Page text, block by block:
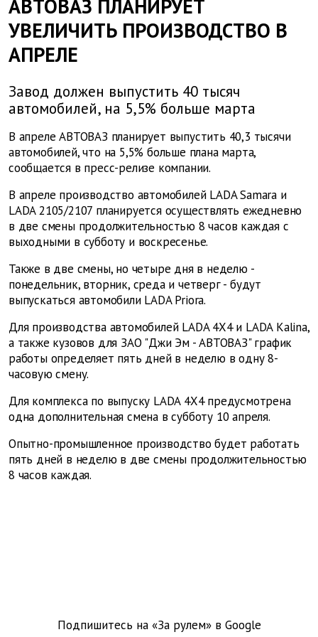
АВТОВАЗ ПЛАНИРУЕТ
УВЕЛИЧИТЬ ПРОИЗВОДСТВО В
АПРЕЛЕ
Завод должен выпустить 40 тысяч
автомобилей, на 5,5% больше марта
В апреле АВТОВАЗ планирует выпустить 40,3 тысячи
автомобилей, что на 5,5% больше плана марта,
сообщается в пресс-релизе компании.
В апреле производство автомобилей LADA Samara и
LADA 2105/2107 планируется осуществлять ежедневно
в две смены продолжительностью 8 часов каждая с
выходными в субботу и воскресенье.
Также в две смены, но четыре дня в неделю -
понедельник, вторник, среда и четверг - будут
выпускаться автомобили LADA Priora.
Для производства автомобилей LADA 4X4 и LADA Kalina,
а также кузовов для ЗАО "Джи Эм - АВТОВАЗ" график
работы определяет пять дней в неделю в одну 8-
часовую смену.
Для комплекса по выпуску LADA 4X4 предусмотрена
одна дополнительная смена в субботу 10 апреля.
Опытно-промышленное производство будет работать
пять дней в неделю в две смены продолжительностью
8 часов каждая.
Подпишитесь на «За рулем» в Google